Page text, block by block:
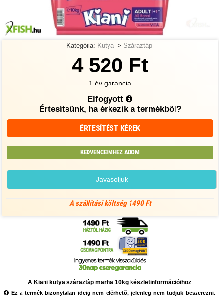
Kategória: Kutya > Száraztáp
4 520 Ft
1 év garancia
Elfogyott
Értesítsünk, ha érkezik a termékből?
ÉRTESÍTÉST KÉREK
KEDVENCEIMHEZ ADOM
Javasoljuk
A szállítási költség 1490 Ft
A Kiani kutya száraztáp marha 10kg készletinformációihoz
Ez a termék bizonytalan ideig nem elérhetõ, jelenleg nem tudjuk beszerezni.